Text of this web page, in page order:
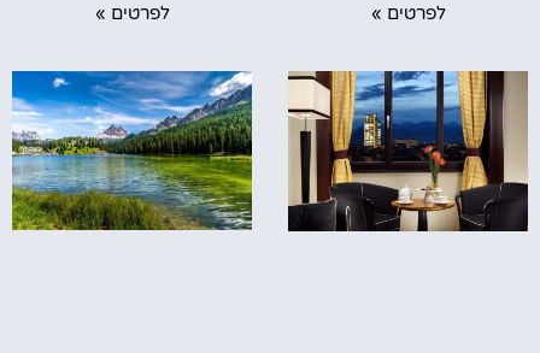
לפרטים » לפרטים »